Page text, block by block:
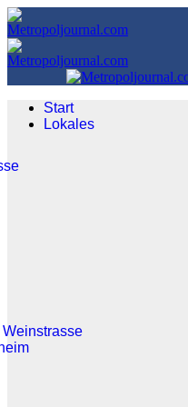
Start
Lokales